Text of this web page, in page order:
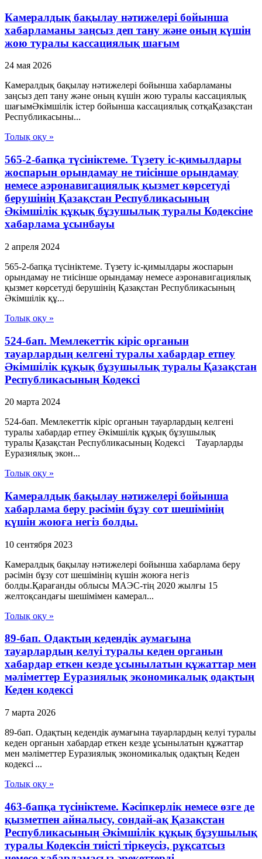
Камералдық бақылау нәтижелері бойынша
хабарламаны заңсыз деп тану және оның күшін
жою туралы кассациялық шағым
24 мая 2026
Камералдық бақылау нәтижелері бойынша хабарламаны
заңсыз деп тану және оның күшін жою туралы кассациялық
шағымӘкімшілік істер бойынша кассациялық сотқаҚазақстан
Республикасыны...
Толық оқу »
565-2-бапқа түсініктеме. Түзету іс-қимылдары
жоспарын орындамау не тиісінше орындамау
немесе аэронавигациялық қызмет көрсетуді
берушінің Қазақстан Республикасының
Әкімшілік құқық бұзушылық туралы Кодексіне
хабарлама ұсынбауы
2 апреля 2024
565-2-бапқа түсініктеме. Түзету іс-қимылдары жоспарын
орындамау не тиісінше орындамау немесе аэронавигациялық
қызмет көрсетуді берушінің Қазақстан Республикасының
Әкімшілік құ...
Толық оқу »
524-бап. Мемлекеттік кіріс органын
тауарлардың келгені туралы хабардар етпеу
Әкімшілік құқық бұзушылық туралы Қазақстан
Республикасының Кодексі
20 марта 2024
524-бап. Мемлекеттік кіріс органын тауарлардың келгені
туралы хабардар етпеу Әкімшілік құқық бұзушылық
туралы Қазақстан Республикасының Кодексі Тауарларды
Еуразиялық экон...
Толық оқу »
Камералдық бақылау нәтижелері бойынша
хабарлама беру рәсімін бұзу сот шешімінің
күшін жоюға негіз болды.
10 сентября 2023
Камералдық бақылау нәтижелері бойынша хабарлама беру
рәсімін бұзу сот шешімінің күшін жоюға негіз
болды.Қарағанды облысы МАЭС-тің 2020 жылғы 15
желтоқсандағы шешімімен камерал...
Толық оқу »
89-бап. Одақтың кедендік аумағына
тауарлардың келуі туралы кеден органын
хабардар еткен кезде ұсынылатын құжаттар мен
мәліметтер Еуразиялық экономикалық одақтың
Кеден кодексі
7 марта 2026
89-бап. Одақтың кедендік аумағына тауарлардың келуі туралы
кеден органын хабардар еткен кезде ұсынылатын құжаттар
мен мәліметтер Еуразиялық экономикалық одақтың Кеден
кодексі ...
Толық оқу »
463-бапқа түсініктеме. Кәсіпкерлік немесе өзге де
қызметпен айналысу, сондай-ақ Қазақстан
Республикасының Әкімшілік құқық бұзушылық
туралы Кодексін тиісті тіркеусіз, рұқсатсыз